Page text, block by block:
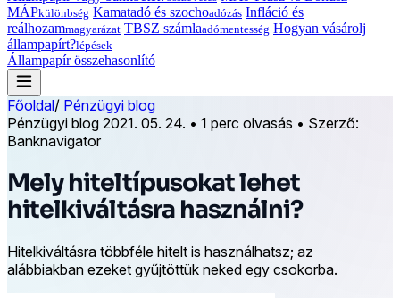
MÁPkülönbség Kamatadó és szochoadózás Infláció és
reálhozammagyarázat TBSZ számlaadómentesség Hogyan vásárolj
állampapírt?lépések
Állampapír összehasonlító
Főoldal/ Pénzügyi blog
Pénzügyi blog 2021. 05. 24. • 1 perc olvasás • Szerző:
Banknavigator
Mely hiteltípusokat lehet
hitelkiváltásra használni?
Hitelkiváltásra többféle hitelt is használhatsz; az
alábbiakban ezeket gyűjtöttük neked egy csokorba.